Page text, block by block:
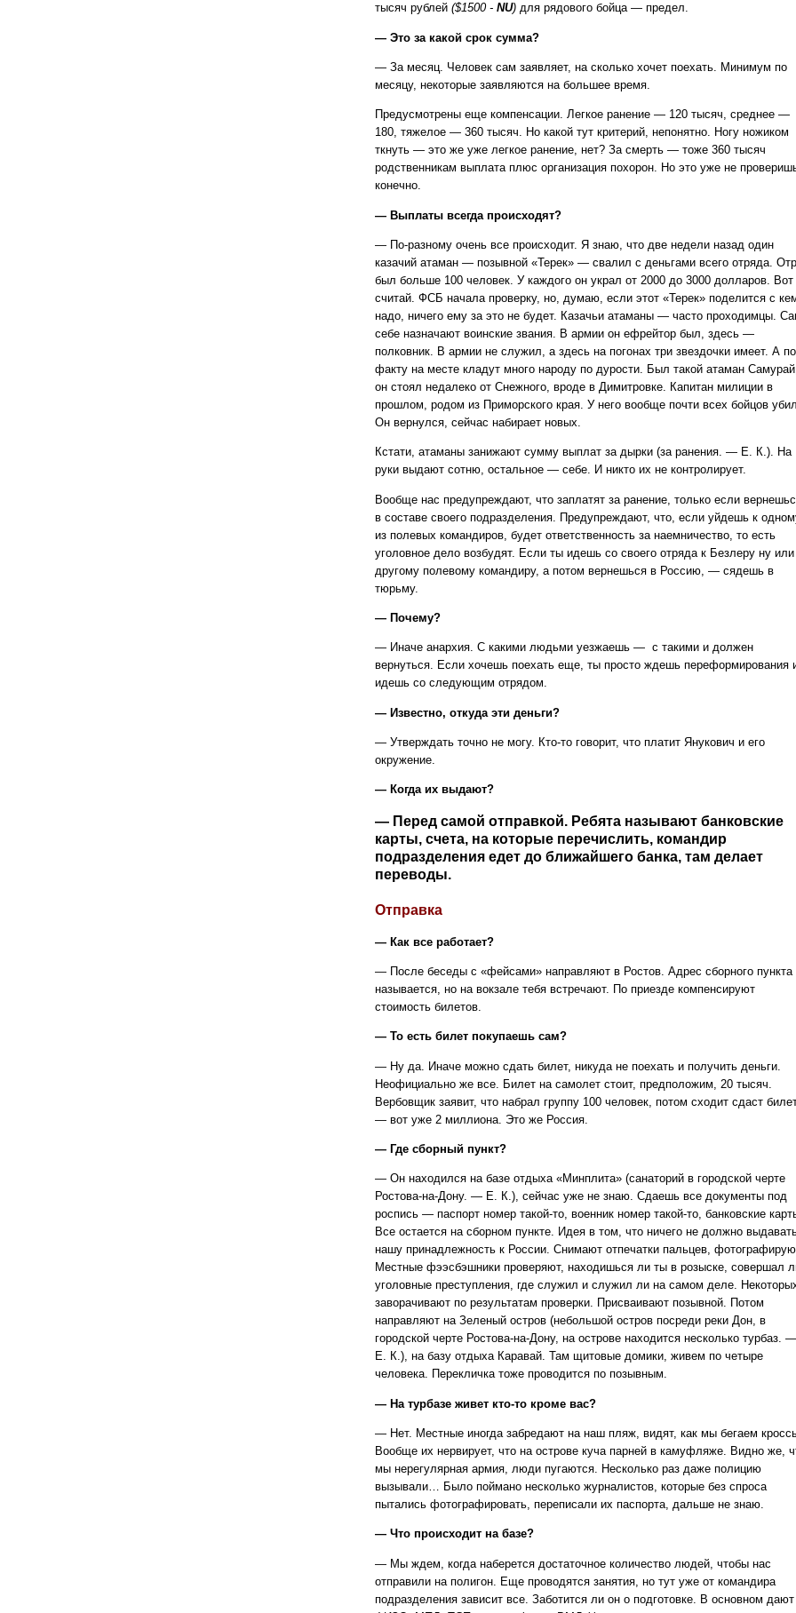
тысяч рублей ($1500 - NU) для рядового бойца — предел.
— Это за какой срок сумма?
— За месяц. Человек сам заявляет, на сколько хочет поехать. Минимум по
месяцу, некоторые заявляются на большее время.
Предусмотрены еще компенсации. Легкое ранение — 120 тысяч, среднее —
180, тяжелое — 360 тысяч. Но какой тут критерий, непонятно. Ногу ножиком
ткнуть — это же уже легкое ранение, нет? За смерть — тоже 360 тысяч
родственникам выплата плюс организация похорон. Но это уже не
конечно.
— Выплаты всегда происходят?
— По-разному очень все происходит. Я знаю, что две недели назад один
казачий атаман — позывной «Терек» — свалил с деньгами всего отряда.
был больше 100 человек. У каждого он украл от 2000 до 3000 долларов. Вот
считай. ФСБ начала проверку, но, думаю, если этот «Терек» поделится с
надо, ничего ему за это не будет. Казачьи атаманы — часто проходимцы.
себе назначают воинские звания. В армии он ефрейтор был, здесь —
полковник. В армии не служил, а здесь на погонах три звездочки имеет. А по
факту на месте кладут много народу по дурости. Был такой атаман
он стоял недалеко от Снежного, вроде в Димитровке. Капитан милиции в
прошлом, родом из Приморского края. У него вообще почти всех бойцов
Он вернулся, сейчас набирает новых.
Кстати, атаманы занижают сумму выплат за дырки (за ранения. — Е. К.). На
руки выдают сотню, остальное — себе. И никто их не контролирует.
Вообще нас предупреждают, что заплатят за ранение, только если
в составе своего подразделения. Предупреждают, что, если уйдешь к
из полевых командиров, будет ответственность за наемничество, то есть
уголовное дело возбудят. Если ты идешь со своего отряда к Безлеру ну или
другому полевому командиру, а потом вернешься в Россию, — сядешь в
тюрьму.
— Почему?
— Иначе анархия. С какими людьми уезжаешь — с такими и должен
вернуться. Если хочешь поехать еще, ты просто ждешь переформирования
идешь со следующим отрядом.
— Известно, откуда эти деньги?
— Утверждать точно не могу. Кто-то говорит, что платит Янукович и его
окружение.
— Когда их выдают?
— Перед самой отправкой. Ребята называют банковские
карты, счета, на которые перечислить, командир
подразделения едет до ближайшего банка, там делает
переводы.
Отправка
— Как все работает?
— После беседы с «фейсами» направляют в Ростов. Адрес сборного пункта
называется, но на вокзале тебя встречают. По приезде компенсируют
стоимость билетов.
— То есть билет покупаешь сам?
— Ну да. Иначе можно сдать билет, никуда не поехать и получить деньги.
Неофициально же все. Билет на самолет стоит, предположим, 20 тысяч.
Вербовщик заявит, что набрал группу 100 человек, потом сходит сдаст
— вот уже 2 миллиона. Это же Россия.
— Где сборный пункт?
— Он находился на базе отдыха «Минплита» (санаторий в городской черте
Ростова-на-Дону. — Е. К.), сейчас уже не знаю. Сдаешь все документы под
роспись — паспорт номер такой-то, военник номер такой-то, банковские
Все остается на сборном пункте. Идея в том, что ничего не должно
нашу принадлежность к России. Снимают отпечатки пальцев,
Местные фээсбэшники проверяют, находишься ли ты в розыске, совершал
уголовные преступления, где служил и служил ли на самом деле.
заворачивают по результатам проверки. Присваивают позывной. Потом
направляют на Зеленый остров (небольшой остров посреди реки Дон, в
городской черте Ростова-на-Дону, на острове находится несколько турбаз. —
Е. К.), на базу отдыха Каравай. Там щитовые домики, живем по четыре
человека. Перекличка тоже проводится по позывным.
— На турбазе живет кто-то кроме вас?
— Нет. Местные иногда забредают на наш пляж, видят, как мы бегаем
Вообще их нервирует, что на острове куча парней в камуфляже. Видно же,
мы нерегулярная армия, люди пугаются. Несколько раз даже полицию
вызывали… Было поймано несколько журналистов, которые без спроса
пытались фотографировать, переписали их паспорта, дальше не знаю.
— Что происходит на базе?
— Мы ждем, когда наберется достаточное количество людей, чтобы нас
отправили на полигон. Еще проводятся занятия, но тут уже от командира
подразделения зависит все. Заботится ли он о подготовке. В основном дают